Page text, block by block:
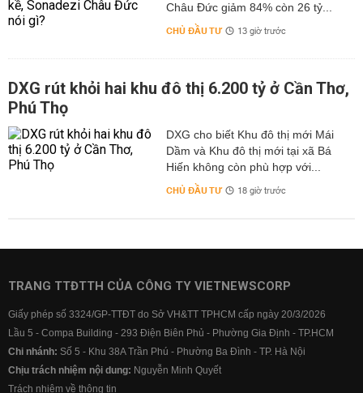
Châu Đức giảm 84% còn 26 tỷ...
CHỦ ĐẦU TƯ 13 giờ trước
DXG rút khỏi hai khu đô thị 6.200 tỷ ở Cần Thơ,
Phú Thọ
DXG cho biết Khu đô thị mới Mái
Dầm và Khu đô thị mới tại xã Bá
Hiến không còn phù hợp với...
CHỦ ĐẦU TƯ 18 giờ trước
TRANG TTĐTTH CỦA CÔNG TY VIETNEWSCORP
Giấy phép số 3324/GP-TTĐT do Sở VH&TT TPHCM cấp ngày 20/3/2026
Lầu 5 - Compa Building - 293 Điện Biên Phủ - Phường Gia Định - TP.HCM
Chi nhánh: Số 5 - Khu 38A Trần Phú - Phường Ba Đình - TP. Hà Nội
Chịu trách nhiệm nội dung: Nguyễn Minh Quyết
Trách nhiệm về thông tin